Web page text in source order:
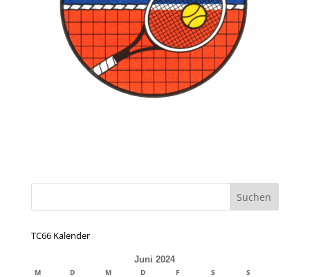
TC66 Kalender
Juni 2024
M D M D F S
S